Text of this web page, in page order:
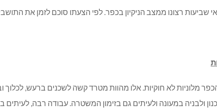
רצונו ממצב הניקיון בכפר. לפי הצעתו סוכם לזמן את
מלוניות לא חוקיות. אלו מהוות מטרד קשה לשכנים ברעש, לכלוך
ולבניה במעונה ולעיתים גם בזימון המשטרה. עבודה רבה,